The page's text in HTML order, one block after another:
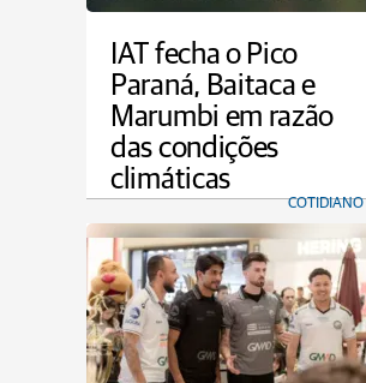
IAT fecha o Pico
Paraná, Baitaca e
Marumbi em razão
das condições
climáticas
COTIDIANO